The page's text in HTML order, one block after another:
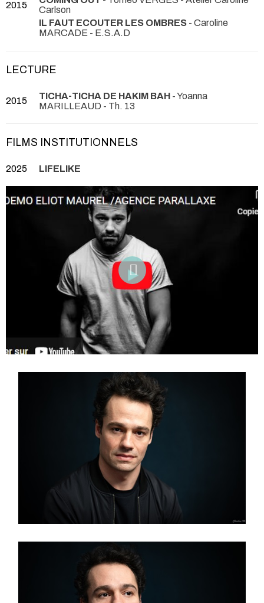
2015
Carlson
IL FAUT ECOUTER LES OMBRES - Caroline
MARCADE - E.S.A.D
LECTURE
2015 TICHA-TICHA DE HAKIM BAH - Yoanna
MARILLEAUD - Th. 13
FILMS INSTITUTIONNELS
2025 LIFELIKE